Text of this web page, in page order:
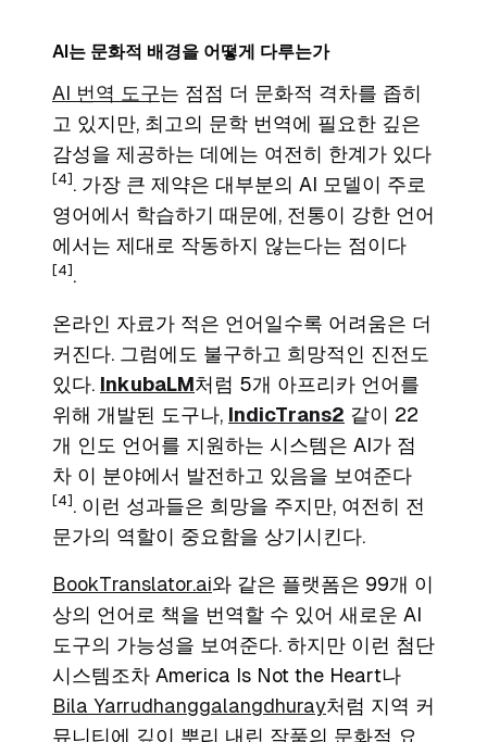
AI는 문화적 배경을 어떻게 다루는가
AI 번역 도구는 점점 더 문화적 격차를 좁히
고 있지만, 최고의 문학 번역에 필요한 깊은
감성을 제공하는 데에는 여전히 한계가 있다
[4] . 가장 큰 제약은 대부분의 AI 모델이 주로
영어에서 학습하기 때문에, 전통이 강한 언어
에서는 제대로 작동하지 않는다는 점이다
[4] .
온라인 자료가 적은 언어일수록 어려움은 더
커진다. 그럼에도 불구하고 희망적인 진전도
있다. InkubaLM처럼 5개 아프리카 언어를
위해 개발된 도구나, IndicTrans2 같이 22
개 인도 언어를 지원하는 시스템은 AI가 점
차 이 분야에서 발전하고 있음을 보여준다
[4] . 이런 성과들은 희망을 주지만, 여전히 전
문가의 역할이 중요함을 상기시킨다.
BookTranslator.ai와 같은 플랫폼은 99개 이
상의 언어로 책을 번역할 수 있어 새로운 AI
도구의 가능성을 보여준다. 하지만 이런 첨단
시스템조차 America Is Not the Heart나
Bila Yarrudhanggalangdhuray처럼 지역 커
뮤니티에 깊이 뿌리 내린 작품의 문화적 요